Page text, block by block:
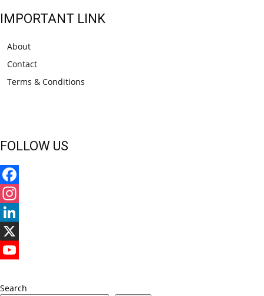
IMPORTANT LINK
About
Contact
Terms & Conditions
FOLLOW US
Facebook
Instagram
LinkedIn
X
Search